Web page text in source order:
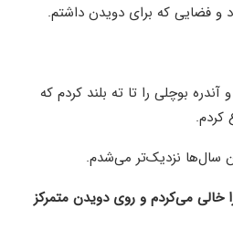
و فضایی که برای دویدن داشتم.
بوچلی را تا ته بلند کردم که
کردم.
سال‌ها نزدیک‌تر می‌شدم.
خالی می‌کردم و روی دویدن متمرکز